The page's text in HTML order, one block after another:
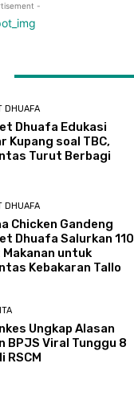
-
DHUAFA
Dhuafa Edukasi
Kupang soal TBC,
Turut Berbagi
DHUAFA
Chicken Gandeng
Dhuafa Salurkan 110
Makanan untuk
Kebakaran Tallo
Ungkap Alasan
BPJS Viral Tunggu 8
RSCM